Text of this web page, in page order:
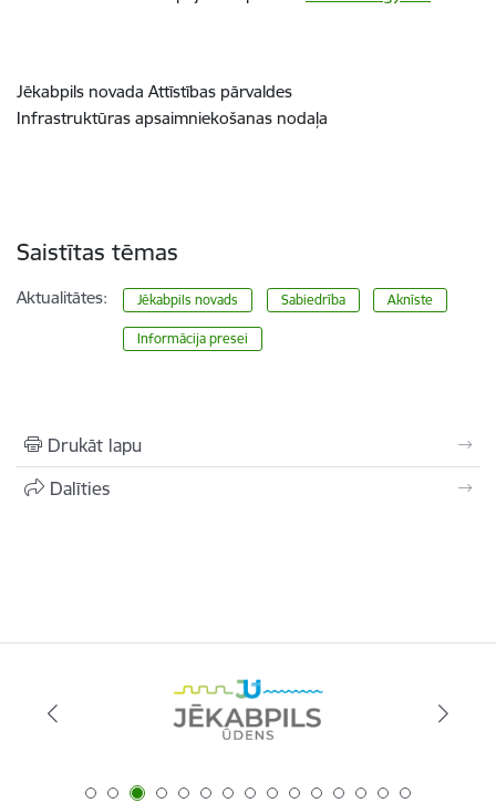
Jēkabpils novada Attīstības pārvaldes
Infrastruktūras apsaimniekošanas nodaļa
Saistītas tēmas
Aktualitātes: Jēkabpils novads Sabiedrība Aknīste
Informācija presei
Drukāt lapu
Dalīties